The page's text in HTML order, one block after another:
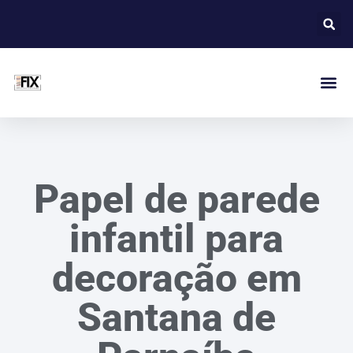
Papel de parede
infantil para
decoração em
Santana de